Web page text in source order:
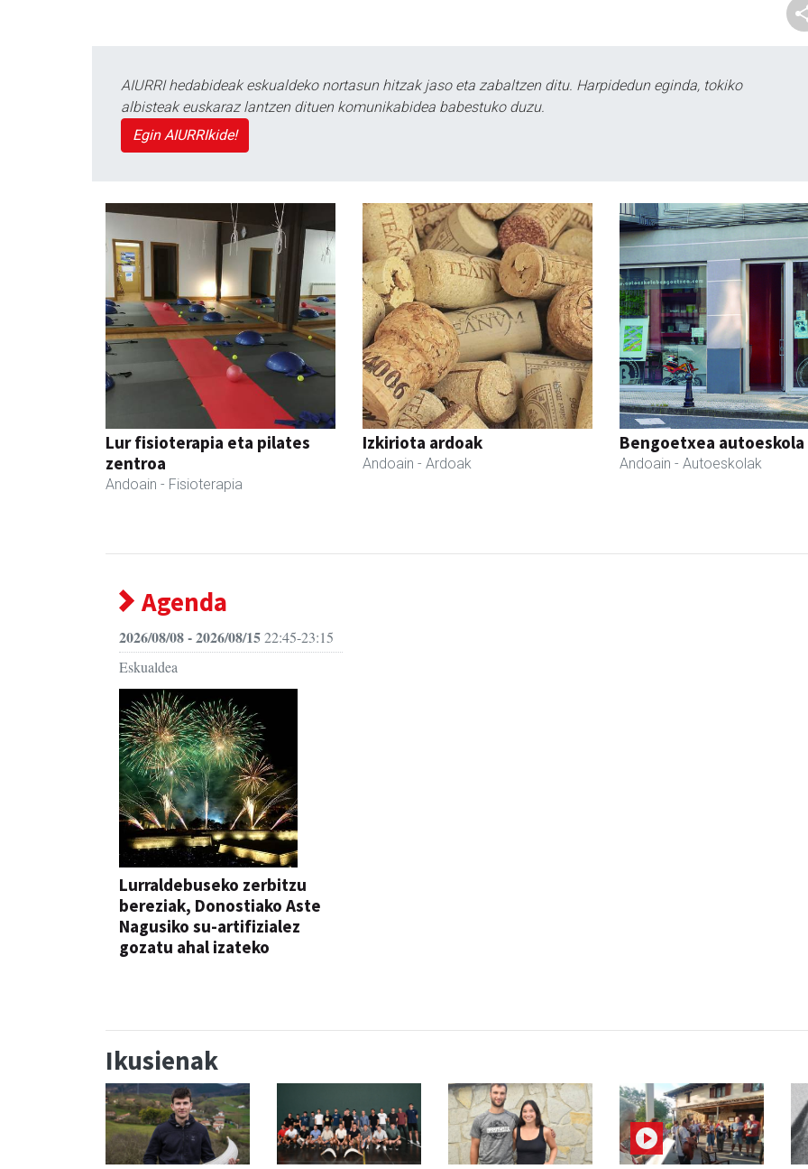
AIURRI hedabideak eskualdeko nortasun hitzak jaso eta zabaltzen ditu. Harpidedun eginda, tokiko
albisteak euskaraz lantzen dituen komunikabidea babestuko duzu.
Egin AIURRIkide!
Lur fisioterapia eta pilates
zentroa
Andoain - Fisioterapia
Izkiriota ardoak
Andoain - Ardoak
Bengoetxea autoeskola
Andoain - Autoeskolak
Agenda
2026/08/08 - 2026/08/1522:45-23:15
Eskualdea
Lurraldebuseko zerbitzu
bereziak, Donostiako Aste
Nagusiko su-artifizialez
gozatu ahal izateko
Ikusienak